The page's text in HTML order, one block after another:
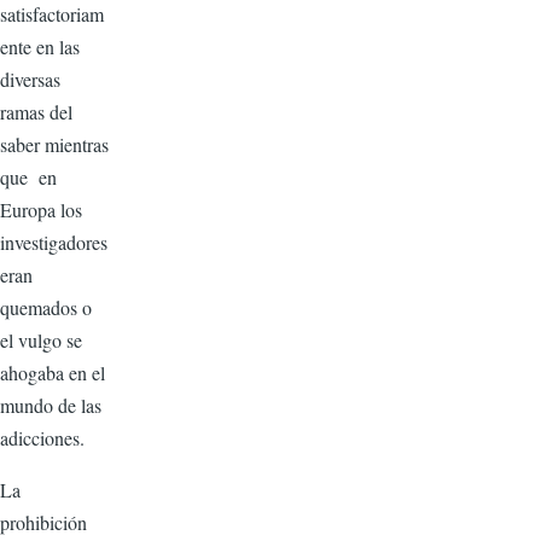
satisfactoriam
ente en las
diversas
ramas del
saber mientras
que en
Europa los
investigadores
eran
quemados o
el vulgo se
ahogaba en el
mundo de las
adicciones.
La
prohibición